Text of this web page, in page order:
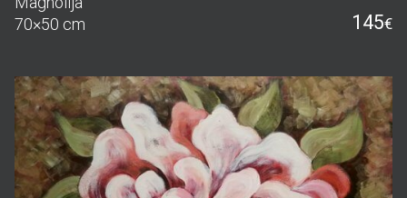
70×50 cm
145€